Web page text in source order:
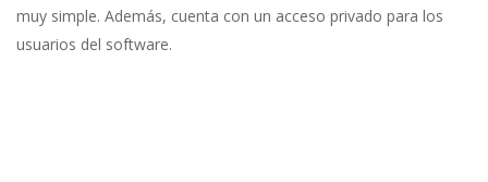
muy simple. Además, cuenta con un acceso privado para los
usuarios del software.